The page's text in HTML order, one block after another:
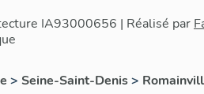
IA93000656 | Réalisé par
> Seine-Saint-Denis>